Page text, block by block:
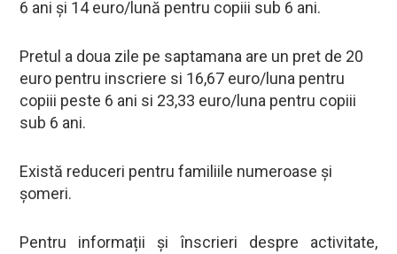
6 ani și 14 euro/lună pentru copiii sub 6 ani.
Pretul a doua zile pe saptamana are un pret de 20
euro pentru inscriere si 16,67 euro/luna pentru
copiii peste 6 ani si 23,33 euro/luna pentru copiii
sub 6 ani.
Există reduceri pentru familiile numeroase și
șomeri.
Pentru informații și înscrieri despre activitate,